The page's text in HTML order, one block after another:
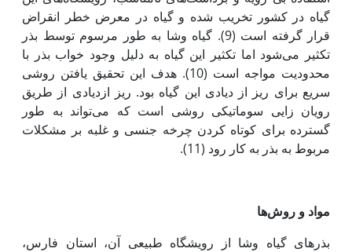
گیاه در کشور تخریب شده و گیاه در معرض خطر انقراض
قرار گرفته است (9). گیاه وشا به طور مرسوم توسط بذر
تکثیر می‌شود اما تکثیر این گیاه به دلیل وجود خواب بذر با
محدودیت مواجه است (10). هدف این تحقیق یافتن روشی
سریع برای ریز از دیادی این گیاه بود. ریز ازدیادی از طریق
رویان زایی سوماتیکی روشی است که می‌تواند به ‌طور
گسترده برای کوتاه کردن چرخه جنسی و غلبه بر مشکلات
مربوط به بذر به کار رود (11).
مواد و روش‌ها
بذرهای گیاه وشا از رویشگاه طبیعی آن، استان فارس،